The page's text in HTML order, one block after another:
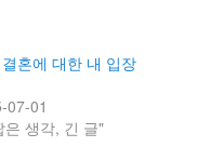
혼에 대한 내 입장
07-01
은 생각, 긴 글"